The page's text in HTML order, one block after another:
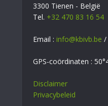
3300 Tienen - België
Tel. +32 470 83 16 54
Email : info@kbivb.be /
GPS-coördinaten :
Disclaimer
Privacybeleid